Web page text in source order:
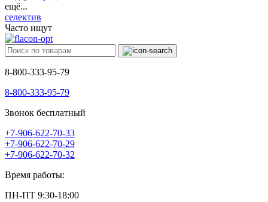
ещё...
селектив
Часто ищут
8-800-333-95-79
8-800-333-95-79
Звонок бесплатный
+7-906-622-70-33
+7-906-622-70-29
+7-906-622-70-32
Время работы:
ПН-ПТ 9:30-18:00